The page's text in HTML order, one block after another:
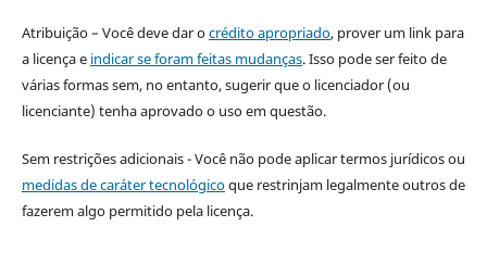
Atribuição – Você deve dar ocrédito apropriado, prover um link para
a licença e indicar se foram feitas mudanças. Isso pode ser feito de
várias formas sem, no entanto, sugerir que o licenciador (ou
licenciante) tenha aprovado o uso em questão.
Sem restrições adicionais - Você não pode aplicar termos jurídicos ou
medidas de caráter tecnológicoque restrinjam legalmente outros de
fazerem algo permitido pela licença.